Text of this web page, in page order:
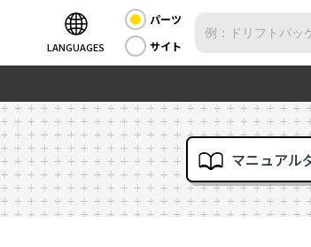
LANGUAGES
パーツ
サイト
マニュアル